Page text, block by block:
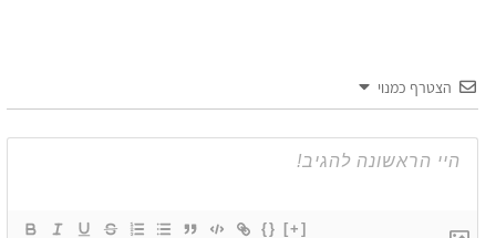
הצטרף כמנוי
{} [+]